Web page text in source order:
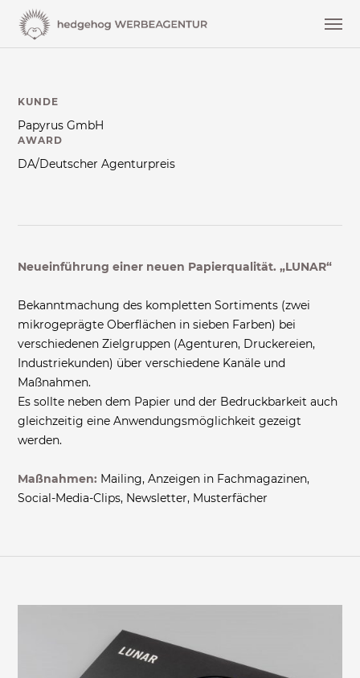
KUNDE
Papyrus GmbH
AWARD
DA/Deutscher Agenturpreis
Neueinführung einer neuen Papierqualität. „LUNAR“
Bekanntmachung des kompletten Sortiments (zwei
mikrogeprägte Oberflächen in sieben Farben) bei
verschiedenen Zielgruppen (Agenturen, Druckereien,
Industriekunden) über verschiedene Kanäle und
Maßnahmen.
Es sollte neben dem Papier und der Bedruckbarkeit auch
gleichzeitig eine Anwendungsmöglichkeit gezeigt
werden.
Maßnahmen: Mailing, Anzeigen in Fachmagazinen,
Social-Media-Clips, Newsletter, Musterfächer